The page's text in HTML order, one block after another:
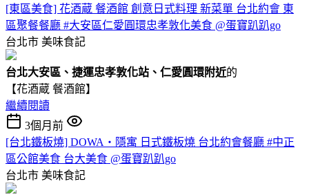
[東區美食] 花酒蔵 餐酒館 創意日式料理 新菜單 台北約會 東
區聚餐餐廳 #大安區仁愛圓環忠孝敦化美食 @蛋寶趴趴go
台北市 美味食記
台北大安區、捷運忠孝敦化站、仁愛圓環附近的
【花酒蔵 餐酒館】
繼續閱讀
3個月前
[台北鐵板燒] DOWA・隱寓 日式鐵板燒 台北約會餐廳 #中正
區公館美食 台大美食 @蛋寶趴趴go
台北市 美味食記